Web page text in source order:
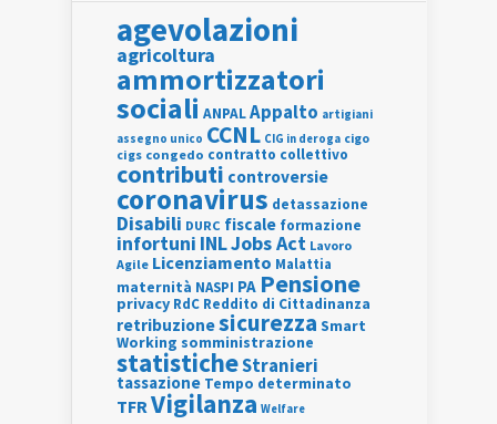
agevolazioni
agricoltura
ammortizzatori
sociali ANPALAppalto artigiani
assegno unico CCNL CIG in deroga cigo
cigs congedo contratto collettivo
contributi controversie
coronavirus detassazione
Disabili DURC fiscale formazione
infortuni INLJobs Act Lavoro
Agile Licenziamento Malattia
maternità NASPI PA Pensione
privacy RdC Reddito di Cittadinanza
retribuzionesicurezza Smart
Working somministrazione
statisticheStranieri
tassazione Tempo determinato
TFRVigilanza Welfare